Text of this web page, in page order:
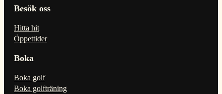
Besök oss
Hitta hit
Öppettider
Boka
Boka golf
Boka golfträning